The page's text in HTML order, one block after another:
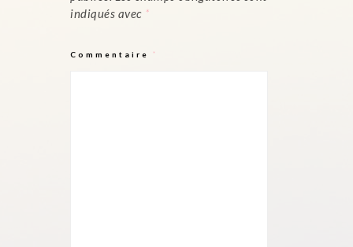
indiqués avec *
Commentaire *